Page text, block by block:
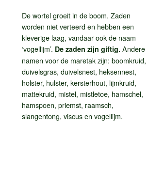
De wortel groeit in de boom. Zaden
worden niet verteerd en hebben een
kleverige laag, vandaar ook de naam
‘vogellijm’. De zaden zijn giftig. Andere
namen voor de maretak zijn: boomkruid,
duivelsgras, duivelsnest, heksennest,
holster, hulster, kersterhout, lijmkruid,
mattekruid, mistel, mistletoe, hamschel,
hamspoen, priemst, raamsch,
slangentong, viscus en vogellijm.